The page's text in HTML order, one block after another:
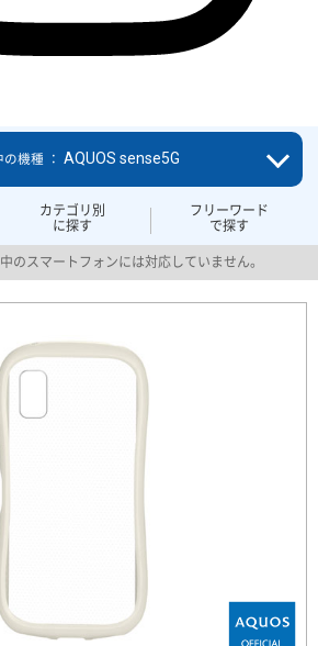
カテゴリ別
に探す
フリーワード
で探す
機種 ： AQUOS sense5G
のスマートフォンには対応していません。